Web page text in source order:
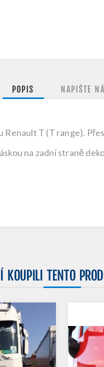
POPIS NAPIŠTE
T (T range).
na zadní straně
TENTO